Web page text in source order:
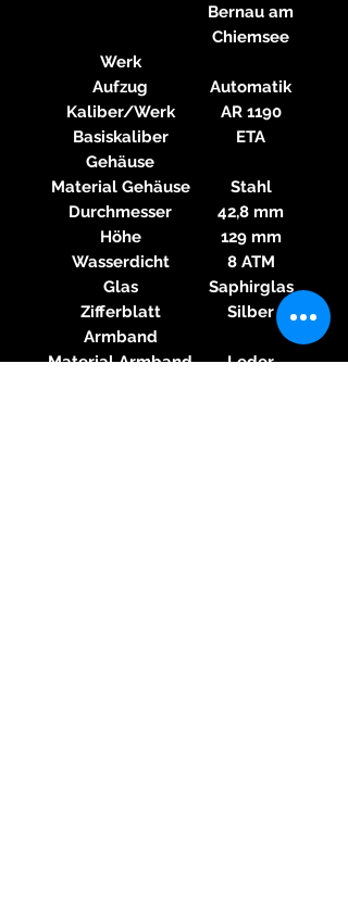
Bernau am
Chiemsee
Werk
Aufzug
Automatik
Kaliber/Werk
AR 1190
Basiskaliber
ETA
Gehäuse
Material Gehäuse
Stahl
Durchmesser
42,8 mm
Höhe
129 mm
Wasserdicht
8 ATM
Glas
Saphirglas
Zifferblatt
Silber
Armband
Material Armband
Leder